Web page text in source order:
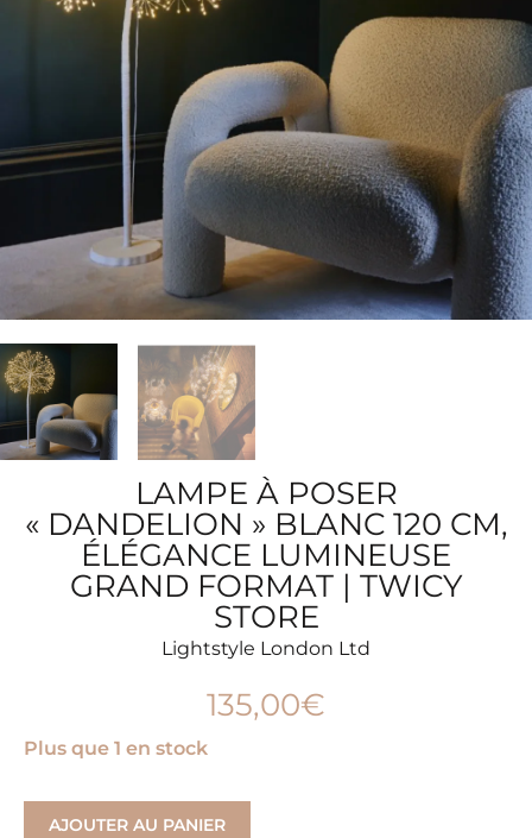
LAMPE À POSER
« DANDELION » BLANC 120 CM,
ÉLÉGANCE LUMINEUSE
GRAND FORMAT | TWICY
STORE
Lightstyle London Ltd
135,00€
Plus que 1 en stock
AJOUTER AU PANIER